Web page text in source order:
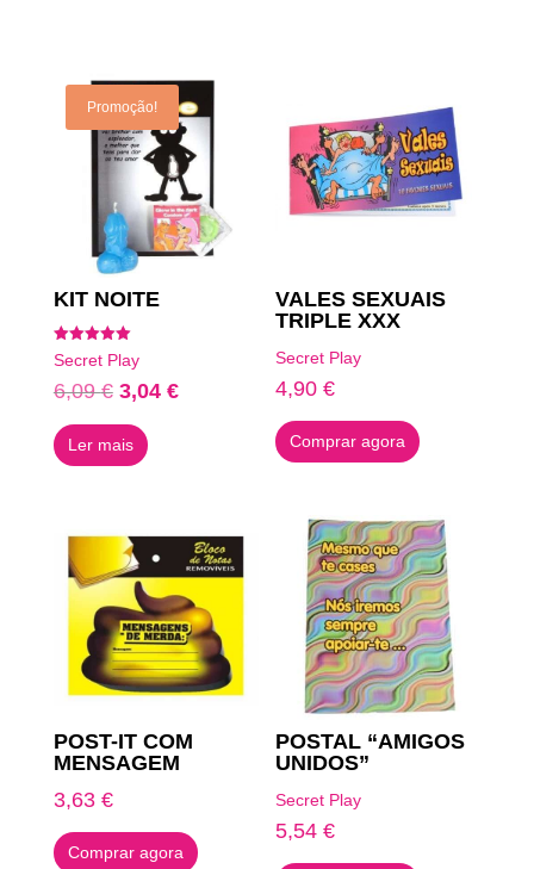
Promoção!
KIT NOITE
Avaliação
5.00
de 5
Secret Play
6,09€ O
preço
original
3,04 €O
Ler mais
VALES SEXUAIS
TRIPLE XXX
Secret Play
4,90€
Comprar agora
POST-IT COM
MENSAGEM
3,63 €
Comprar agora
POSTAL “AMIGOS
UNIDOS”
Secret Play
5,54€